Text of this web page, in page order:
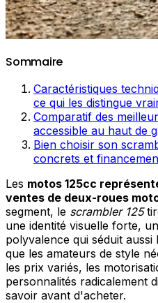
Sommaire
Caractéristiques
ce qui les distingue
Comparatif des
accessible au haut de
Bien choisir son
concrets et
Les motos 125cc
ventes de deux-roues
segment, le scrambler 125
une identité visuelle forte,
polyvalence qui séduit aussi
que les amateurs de style
les prix variés, les
personnalités radicalement
savoir avant d'acheter.